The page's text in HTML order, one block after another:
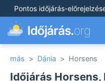
Pontos időjárás-
Időjárás.org
más > Dánia > Horsens
Időjárás